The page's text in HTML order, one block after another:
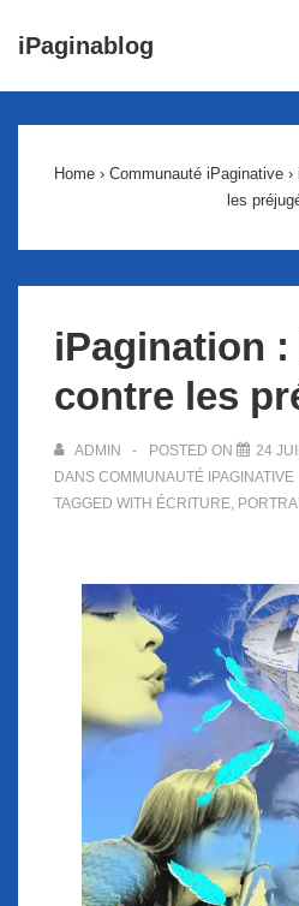
passer
iPaginablog
Home › Communauté iPaginative ›
les
iPagination
contre les
ADMIN POSTED ON 24
DANS COMMUNAUTÉ IPAGINATIVE
TAGGED WITH ÉCRITURE,